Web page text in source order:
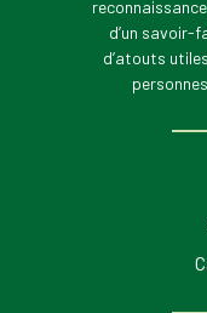
d’un savoir-
d’atouts